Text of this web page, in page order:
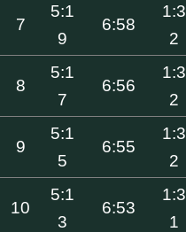
7
5:1
9
6:58
1:3
2
8
5:1
7
6:56
1:3
2
9
5:1
5
6:55
1:3
2
10
5:1
3
6:53
1:3
1